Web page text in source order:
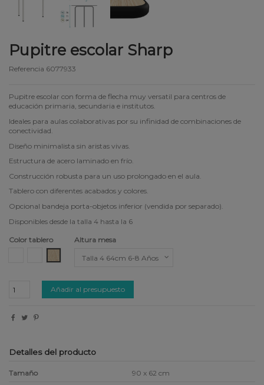
Pupitre escolar Sharp
Referencia 6077933
Pupitre escolar con forma de flecha muy versatil para centros de
educación primaria, secundaria e institutos.
Ideales para aulas colaborativas por su infinidad de combinaciones de
conectividad.
Diseño minimalista sin aristas vivas.
Estructura de acero laminado en frío.
Construcción robusta para un uso prolongado en el aula.
Tablero con diferentes acabados y colores.
Opcional bandeja porta-objetos inferior (vendida por separado).
Disponibles desde la talla 4 hasta la 6
Color tablero
Fenólico Blanco
Fenólico Madera Nórdico
Altura mesa
Añadir al presupuesto
Detalles del producto
Tamaño
90 x 62 cm